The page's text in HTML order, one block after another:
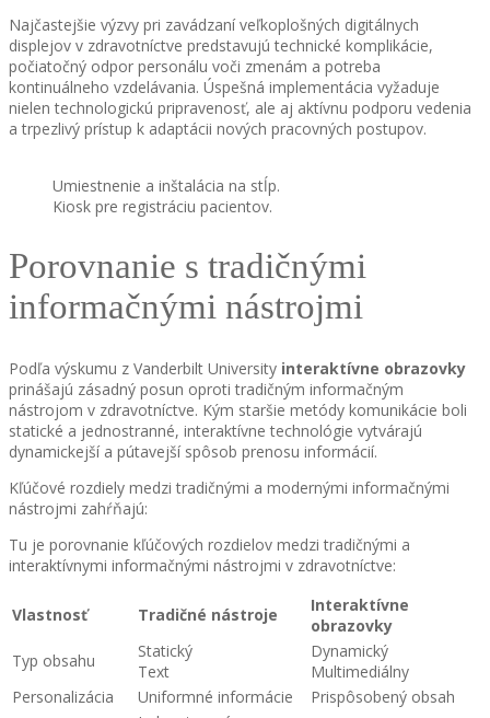
Najčastejšie výzvy pri zavádzaní veľkoplošných digitálnych
displejov v zdravotníctve predstavujú technické komplikácie,
počiatočný odpor personálu voči zmenám a potreba
kontinuálneho vzdelávania. Úspešná implementácia vyžaduje
nielen technologickú pripravenosť, ale aj aktívnu podporu vedenia
a trpezlivý prístup k adaptácii nových pracovných postupov.
Umiestnenie a inštalácia na stĺp.
Kiosk pre registráciu pacientov.
Porovnanie s tradičnými
informačnými nástrojmi
Podľa výskumu z Vanderbilt University interaktívne obrazovky
prinášajú zásadný posun oproti tradičným informačným
nástrojom v zdravotníctve. Kým staršie metódy komunikácie boli
statické a jednostranné, interaktívne technológie vytvárajú
dynamickejší a pútavejší spôsob prenosu informácií.
Kľúčové rozdiely medzi tradičnými a modernými informačnými
nástrojmi zahŕňajú:
Tu je porovnanie kľúčových rozdielov medzi tradičnými a
interaktívnymi informačnými nástrojmi v zdravotníctve:
Vlastnosť Tradičné nástroje
Interaktívne
obrazovky
Typ obsahu
Statický
Text
Dynamický
Multimediálny
Personalizácia
Uniformné informácie
Prispôsobený obsah